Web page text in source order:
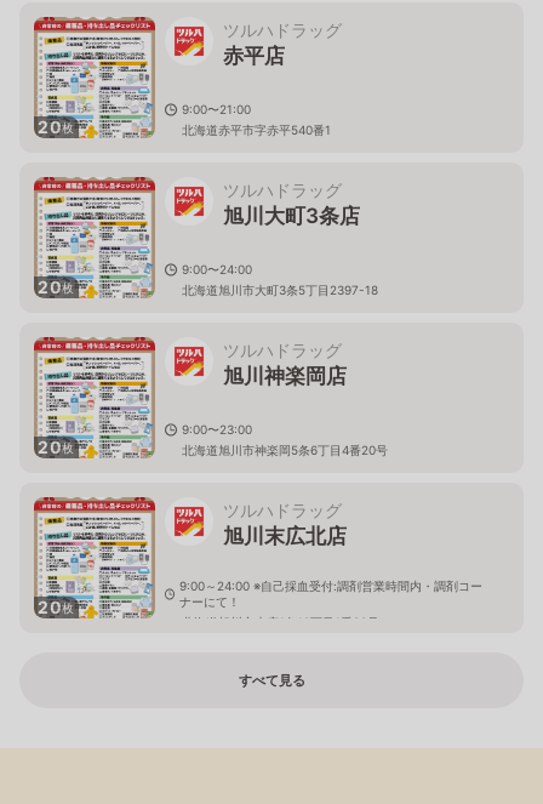
20枚
ツルハドラッグ
赤平店
9:00〜21:00
北海道赤平市字赤平540番1
20枚
ツルハドラッグ
旭川大町3条店
9:00〜24:00
北海道旭川市大町3条5丁目2397-18
20枚
ツルハドラッグ
旭川神楽岡店
9:00〜23:00
北海道旭川市神楽岡5条6丁目4番20号
20枚
ツルハドラッグ
旭川末広北店
9:00～24:00 ※自己採血受付:調剤営業時間内・調剤コー
ナーにて！
北海道旭川市末広1条10丁目1番20号
すべて見る